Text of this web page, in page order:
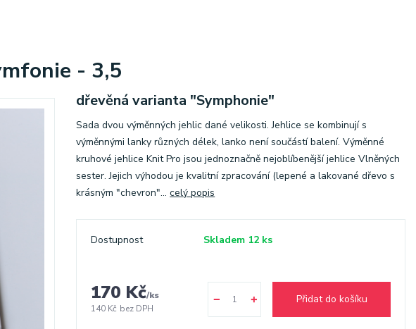
- 3,5
dřevěná varianta "Symphonie"
Sada dvou výměnných jehlic dané velikosti. Jehlice se kombinují s
výměnnými lanky různých délek, lanko není součástí balení. Výměnné
kruhové jehlice Knit Pro jsou jednoznačně nejoblíbenější jehlice Vlněných
sester. Jejich výhodou je kvalitní zpracování (lepené a lakované dřevo s
krásným "chevron"...celý popis
Dostupnost Skladem 12 ks
170 Kč/ks
140 Kč bez DPH
Přidat do košíku